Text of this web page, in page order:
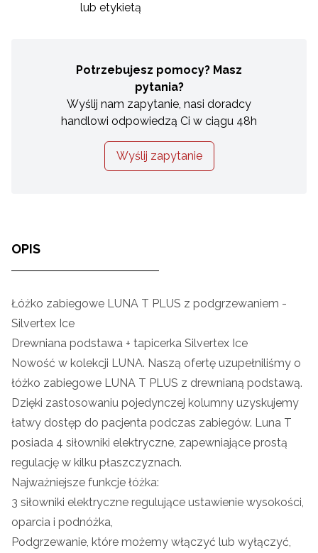
lub etykietą
Potrzebujesz pomocy? Masz
pytania?
Wyślij nam zapytanie, nasi doradcy
handlowi odpowiedzą Ci w ciągu 48h
Wyślij zapytanie
OPIS
Łóżko zabiegowe LUNA T PLUS z podgrzewaniem -
Silvertex Ice
Drewniana podstawa + tapicerka Silvertex Ice
Nowość w kolekcji LUNA. Naszą ofertę uzupełniliśmy o
łóżko zabiegowe LUNA T PLUS z drewnianą podstawą.
Dzięki zastosowaniu pojedynczej kolumny uzyskujemy
łatwy dostęp do pacjenta podczas zabiegów. Luna T
posiada 4 siłowniki elektryczne, zapewniające prostą
regulację w kilku płaszczyznach.
Najważniejsze funkcje łóżka:
3 siłowniki elektryczne regulujące ustawienie wysokości,
oparcia i podnóżka,
Podgrzewanie, które możemy włączyć lub wyłączyć,